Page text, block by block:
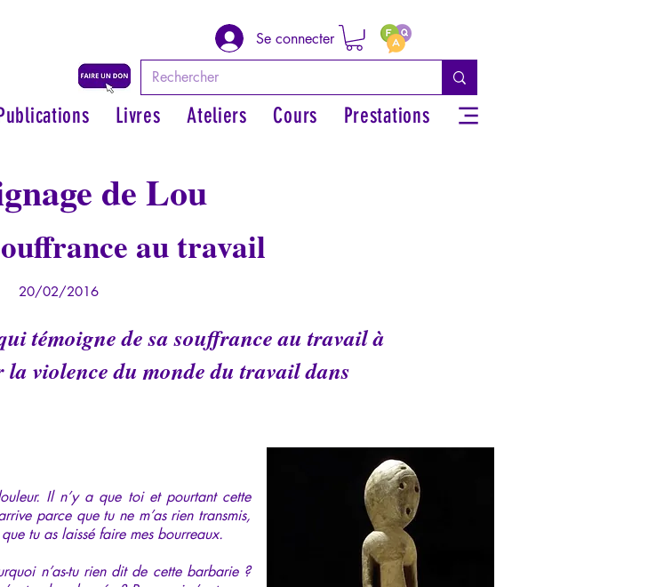
Se connecter
Livres Ateliers Cours Prestations
de Lou
au travail
20/02/2016
témoigne de sa souffrance au travail à
violence du monde du travail dans
Il n’y a que toi et pourtant cette
parce que tu ne m’as rien transmis,
tu as laissé faire mes bourreaux.
n’as-tu rien dit de cette barbarie ?